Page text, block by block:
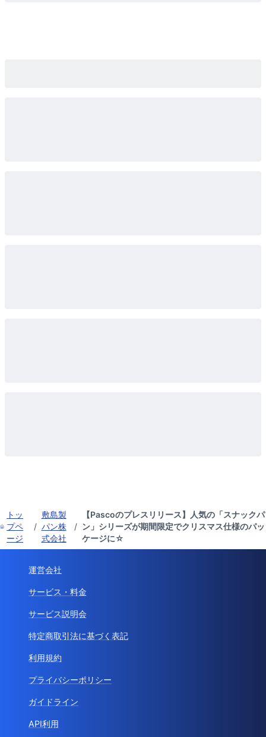
トッ
プペ
ージ
/
敷島製
パン株
式会社
/
【Pascoのプレスリリース】人気の「スナックパ
ン」シリーズが期間限定でクリスマス仕様のパッ
ケージに☆
運営会社
サービス・料金
サービス説明会
特定商取引法に基づく表記
利用規約
プライバシーポリシー
ガイドライン
API利用